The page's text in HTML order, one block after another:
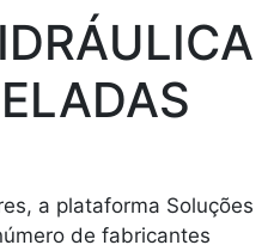
a plataforma Soluções
de fabricantes